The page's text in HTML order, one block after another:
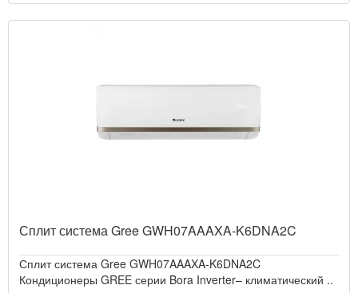
Сплит система Gree GWH07AAAXA-K6DNA2C
Сплит система Gree GWH07AAAXA-K6DNA2C
Кондиционеры GREE серии Bora Inverter– климатический ..